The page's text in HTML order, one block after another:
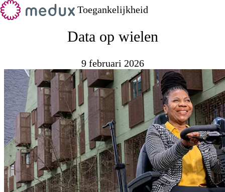
Toegankelijkheid
Data op wielen
9 februari 2026